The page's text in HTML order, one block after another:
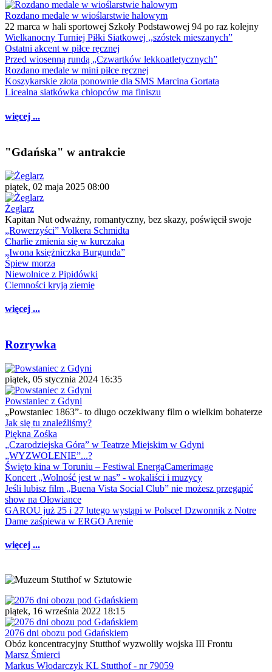
Rozdano medale w wioślarstwie halowym
22 marca w hali sportowej Szkoły Podstawowej 94 po raz kolejny
Wielkanocny Turniej Piłki Siatkowej ,,szóstek mieszanych”
Ostatni akcent w piłce ręcznej
Przed wiosenną rundą „Czwartków lekkoatletycznych”
Rozdano medale w mini piłce ręcznej
Koszykarskie złota ponownie dla SMS Marcina Gortata
Licealna siatkówka chłopców ma finiszu
więcej ...
"Gdańska" w antrakcie
piątek, 02 maja 2025 08:00
Żeglarz
Kapitan Nut odważny, romantyczny, bez skazy, poświęcił swoje
„Rowerzyści” Volkera Schmidta
Charlie zmienia się w kurczaka
„Iwona księżniczka Burgunda”
Śpiew morza
Niewolnice z Pipidówki
Ciemności kryją ziemię
więcej ...
Rozrywka
piątek, 05 stycznia 2024 16:35
Powstaniec z Gdyni
„Powstaniec 1863”- to długo oczekiwany film o wielkim bohaterze
Jak się tu znaleźliśmy?
Piękna Zośka
„Czarodziejska Góra” w Teatrze Miejskim w Gdyni
„WYZWOLENIE”...?
Święto kina w Toruniu – Festiwal EnergaCamerimage
Koncert „Wolność jest w nas” - wokaliści i muzycy
Jeśli lubisz film „Buena Vista Social Club” nie możesz przegapić
show na Ołowiance
GAROU już 25 i 27 lutego wystąpi w Polsce! Dzwonnik z Notre
Dame zaśpiewa w ERGO Arenie
więcej ...
piątek, 16 września 2022 18:15
2076 dni obozu pod Gdańskiem
Obóz koncentracyjny Stutthof wyzwoliły wojska III Frontu
Marsz Śmierci
Markus Włodarczyk KL Stutthof - nr 79059